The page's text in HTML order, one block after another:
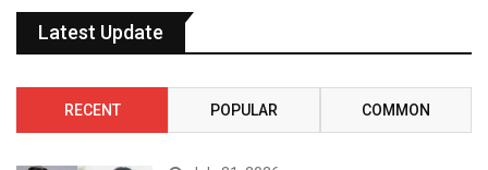
Latest Update
RECENT POPULAR COMMON